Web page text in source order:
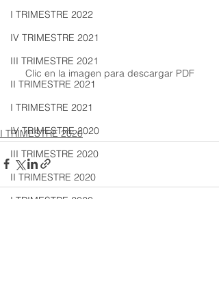
I TRIMESTRE 2022
IV TRIMESTRE 2021
III TRIMESTRE 2021
II TRIMESTRE 2021
I TRIMESTRE 2021
IV TRIMESTRE 2020
III TRIMESTRE 2020
II TRIMESTRE 2020
I TRIMESTRE 2020
Clic en la imagen para descargar PDF
I TRIMESTRE 2020